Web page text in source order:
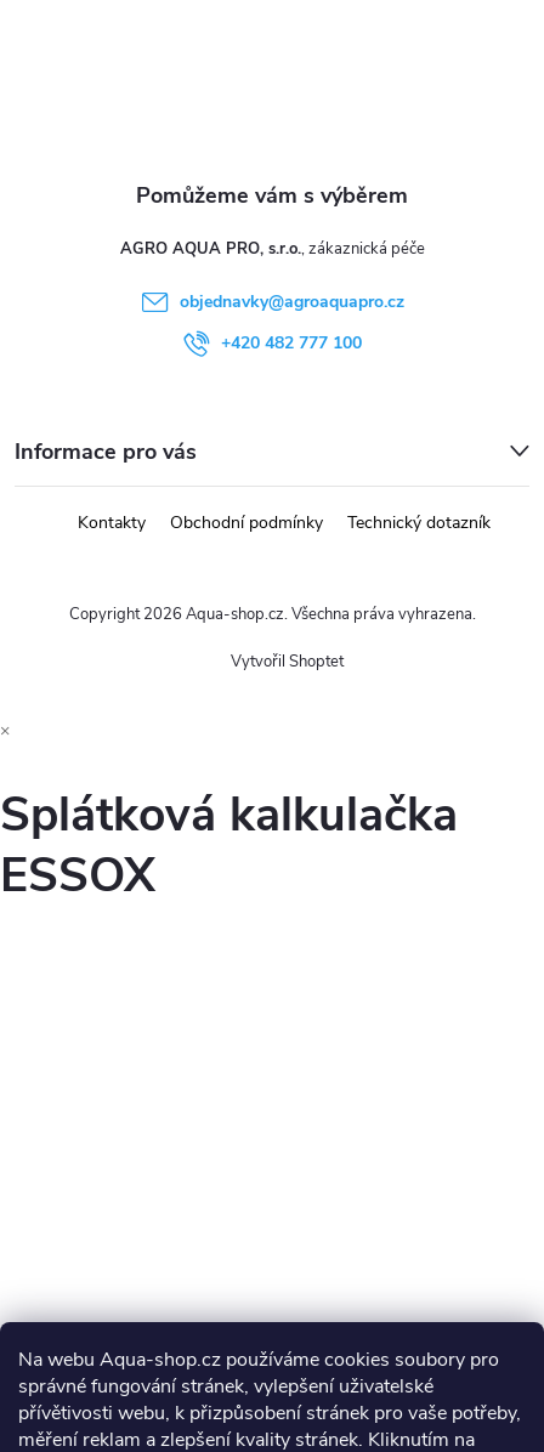
Na webu Aqua-shop.cz používáme cookies soubory pro
správné fungování stránek, vylepšení uživatelské
přívětivosti webu, k přizpůsobení stránek pro vaše potřeby,
měření reklam a zlepšení kvality stránek. Kliknutím na
AGRO AQUA PRO, s.r.o.
objednavky@agroaquapro.cz
+420 482 777 100
Informace pro vás
Kontakty Obchodní podmínky Technický dotazník
Vytvořil Shoptet
Copyright 2026 Aqua-shop.cz. Všechna práva vyhrazena.
×
Splátková kalkulačka
ESSOX